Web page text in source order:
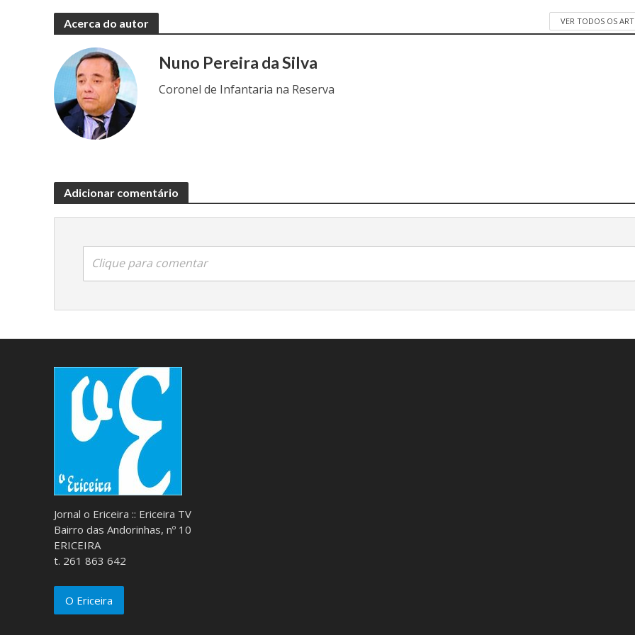
Acerca do autor VER TODOS OS
Nuno Pereira da Silva
Coronel de Infantaria na Reserva
Adicionar comentário
Clique para comentar
Jornal o Ericeira :: Ericeira TV
Bairro das Andorinhas, nº 10
ERICEIRA
t. 261 863 642
O Ericeira